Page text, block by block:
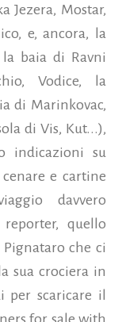
Jezera, Mostar,
e, ancora, la
baia di Ravni
Vodice, la
di Marinkovac,
di Vis, Kut...),
indicazioni su
e cartine
davvero
quello
che ci
sua crociera in
per scaricare il
for sale with